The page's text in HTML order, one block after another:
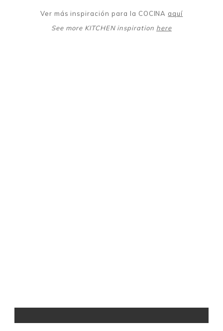
Ver más inspiración para la COCINA aquí
See more KITCHEN inspiration here